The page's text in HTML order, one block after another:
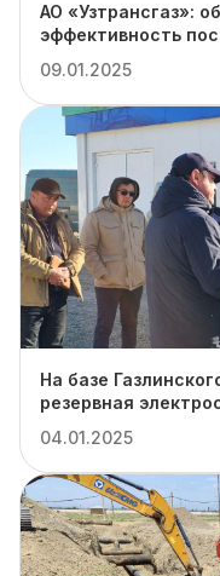
АО «Узтрансгаз»:
эффективность
09.01.2025
На базе
резервная
04.01.2025